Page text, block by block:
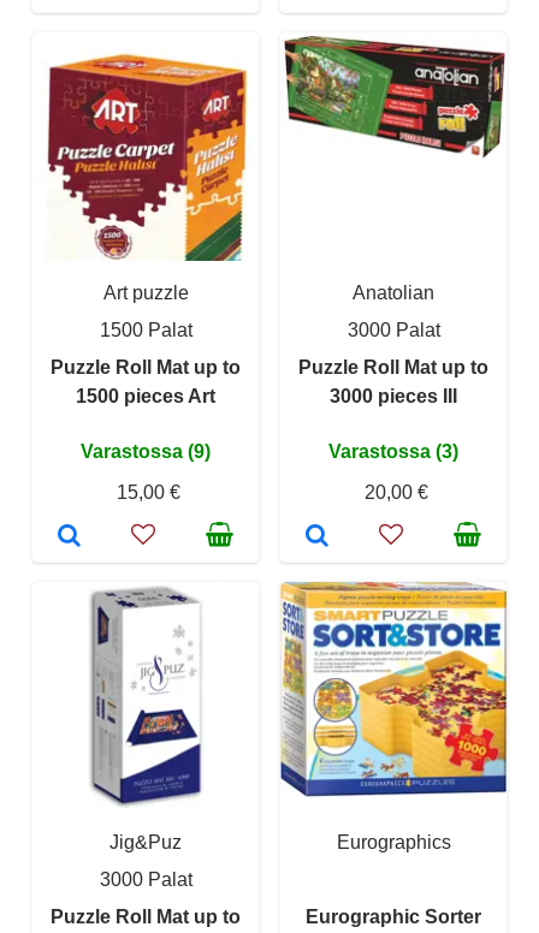
Art puzzle
1500 Palat
Puzzle Roll Mat up to
1500 pieces Art
Varastossa (9)
15,00 €
Anatolian
3000 Palat
Puzzle Roll Mat up to
3000 pieces III
Varastossa (3)
20,00 €
Jig&Puz
3000 Palat
Puzzle Roll Mat up to
Eurographics
Eurographic Sorter